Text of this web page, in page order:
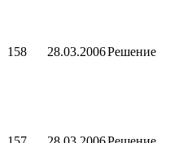
158 28.03.2006Решение